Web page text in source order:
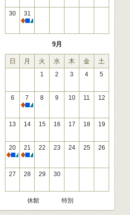
30
31
休館
9月
日 月 火 水 木 金 土
1 2 3 4 5
6
7
休館
8 9 10 11 12
13 14 15 16 17 18 19
20
休館
21
休館
22 23 24 25 26
27 28 29 30
休館 特別